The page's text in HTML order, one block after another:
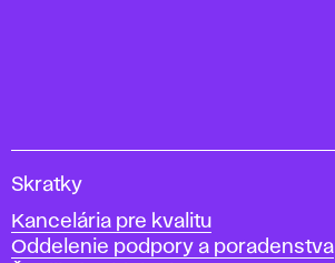
V
s
o
Skratky
Kancelária pre kvalitu
Oddelenie podpory a poradenstva